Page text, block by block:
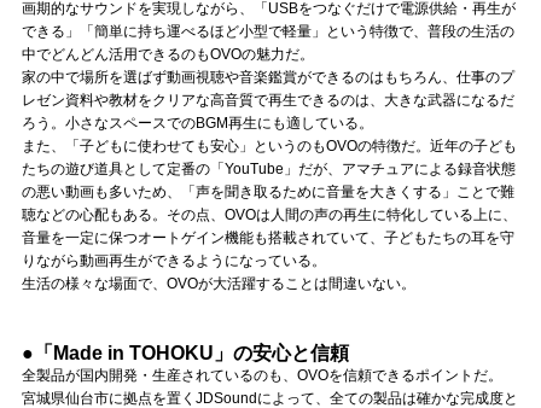
画期的なサウンドを実現しながら、「USBをつなぐだけで電源供給・再生が
できる」「簡単に持ち運べるほど小型で軽量」という特徴で、普段の生活の
中でどんどん活用できるのもOVOの魅力だ。
家の中で場所を選ばず動画視聴や音楽鑑賞ができるのはもちろん、仕事のプ
レゼン資料や教材をクリアな高音質で再生できるのは、大きな武器になるだ
ろう。小さなスペースでのBGM再生にも適している。
また、「子どもに使わせても安心」というのもOVOの特徴だ。近年の子ども
たちの遊び道具として定番の「YouTube」だが、アマチュアによる録音状態
の悪い動画も多いため、「声を聞き取るために音量を大きくする」ことで難
聴などの心配もある。その点、OVOは人間の声の再生に特化している上に、
音量を一定に保つオートゲイン機能も搭載されていて、子どもたちの耳を守
りながら動画再生ができるようになっている。
生活の様々な場面で、OVOが大活躍することは間違いない。
●「Made in TOHOKU」の安心と信頼
全製品が国内開発・生産されているのも、OVOを信頼できるポイントだ。
宮城県仙台市に拠点を置くJDSoundによって、全ての製品は確かな完成度と